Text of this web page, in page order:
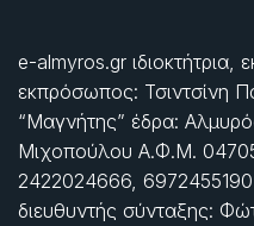
e-almyros.gr ιδιοκτήτρια,
εκπρόσωπος: Τσιντσίνη
“Μαγνήτης” έδρα:
Μιχοπούλου Α.Φ.Μ.
2422024666,
διευθυντής σύνταξης: